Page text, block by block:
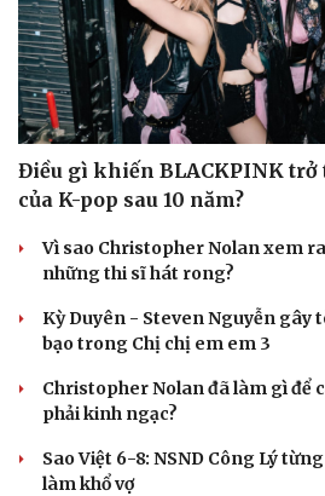
Sản phụ khoa
Nhi khoa
Nam khoa
Làm đẹp - giảm cân
Phòng mạch online
Ăn sạch sống khỏe
Điều gì khiến BLACKPINK
của K-pop sau 10 năm?
Vì sao Christopher Nolan xem
những thi sĩ hát rong?
Kỳ Duyên - Steven Nguyễn gây
bạo trong Chị chị em em 3
Christopher Nolan đã làm gì để
phải kinh ngạc?
Sao Việt 6-8: NSND Công Lý
làm khổ vợ